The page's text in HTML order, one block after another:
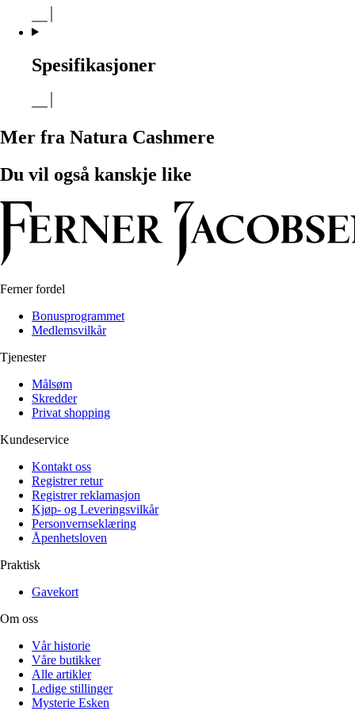
Spesifikasjoner
Mer fra Natura Cashmere
Du vil også kanskje like
Ferner fordel
Bonusprogrammet
Medlemsvilkår
Tjenester
Målsøm
Skredder
Privat shopping
Kundeservice
Kontakt oss
Registrer retur
Registrer reklamasjon
Kjøp- og Leveringsvilkår
Personvernseklæring
Åpenhetsloven
Praktisk
Gavekort
Om oss
Vår historie
Våre butikker
Alle artikler
Ledige stillinger
Mysterie Esken